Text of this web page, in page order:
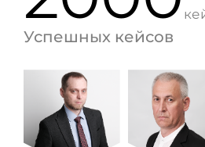
Успешных кейсов